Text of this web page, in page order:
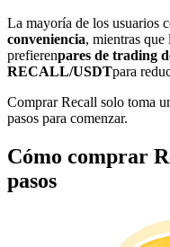
Análisis de big data
La mayoría de los usuarios
conveniencia, mientras que
prefierenpares de trading
RECALL/USDTpara
Comprar Recall solo toma
pasos para comenzar.
Cómo comprar
pasos